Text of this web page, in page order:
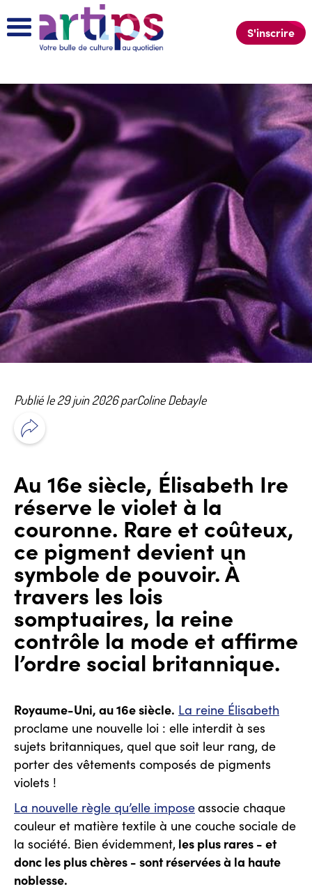
S'inscrire
Publié le 29 juin 2026 parColine Debayle
Au 16e siècle, Élisabeth Ire
réserve le violet à la
couronne. Rare et coûteux,
ce pigment devient un
symbole de pouvoir. À
travers les lois
somptuaires, la reine
contrôle la mode et affirme
l’ordre social britannique.
Royaume-Uni, au 16e siècle. La reine Élisabeth
proclame une nouvelle loi : elle interdit à ses
sujets britanniques, quel que soit leur rang, de
porter des vêtements composés de pigments
violets !
La nouvelle règle qu’elle imposeassocie chaque
couleur et matière textile à une couche sociale de
la société. Bien évidemment, les plus rares - et
donc les plus chères - sont réservées à la haute
noblesse.